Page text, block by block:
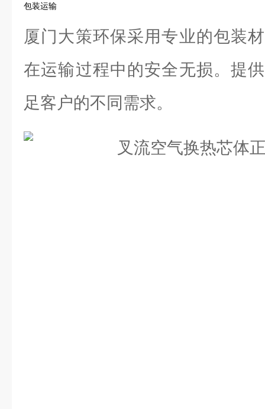
包装运输
厦门大策环保采用专业的包装
在运输过程中的安全无损。提
足客户的不同需求。